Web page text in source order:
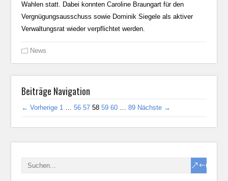
Wahlen statt. Dabei konnten Caroline Braungart für den
Vergnügungsausschuss sowie Dominik Siegele als aktiver
Verwaltungsrat wieder verpflichtet werden.
News
Beiträge Navigation
← Vorherige 1 … 56 57 58 59 60 … 89 Nächste →